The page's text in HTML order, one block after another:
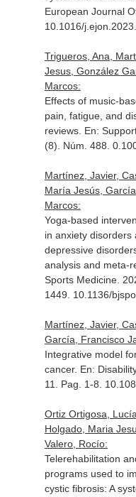
European Journal
10.1016/
Trigueros, Ana,
Jesus, González
Marcos:
Effects of music-
pain, fatigue, and
reviews. En:
(8). Núm. 488.
Martínez, Javier,
María Jesús,
Marcos:
Yoga-based
in anxiety disorders
depressive
analysis and meta-
Sports Medicine.
1449. 10.1136/
Martínez, Javier,
García, Francisco
Integrative model
cancer. En:
11. Pag. 1-8.
Ortiz Ortigosa,
Holgado, Maria
Valero, Rocío:
Telerehabilitation
programs used to
cystic fibrosis: A